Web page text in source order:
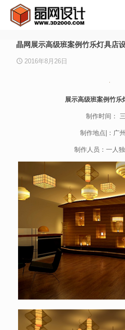
晶网展示高级班案例竹乐灯具店
2016年8月26日
展示高级班案例竹乐
制作时间：
制作地点|：广
制作人员：一人